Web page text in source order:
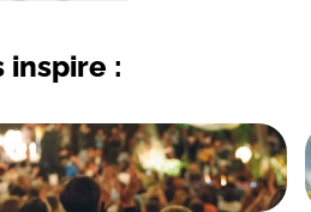
inspire :